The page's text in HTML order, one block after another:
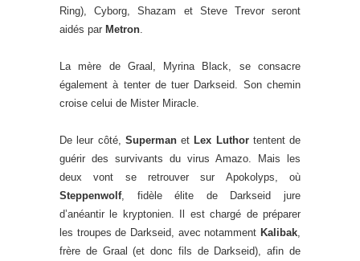
Ring), Cyborg, Shazam et Steve Trevor seront
aidés par Metron.
La mère de Graal, Myrina Black, se consacre
également à tenter de tuer Darkseid. Son chemin
croise celui de Mister Miracle.
De leur côté, Supermanet Lex Luthortentent de
guérir des survivants du virus Amazo. Mais les
deux vont se retrouver sur Apokolyps, où
Steppenwolf, fidèle élite de Darkseid jure
d’anéantir le kryptonien. Il est chargé de préparer
les troupes de Darkseid, avec notamment Kalibak,
frère de Graal (et donc fils de Darkseid), afin de